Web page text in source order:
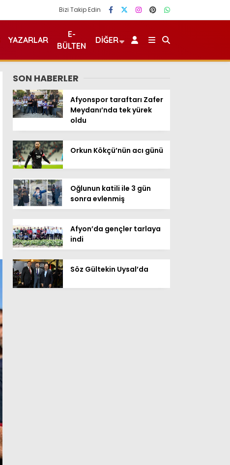
Bizi Takip Edin
YAZARLAR
E-
BÜLTEN
DIĞER
SON HABERLER
Afyonspor taraftarı Zafer
Meydanı’nda tek yürek
oldu
Orkun Kökçü’nün acı günü
Oğlunun katili ile 3 gün
sonra evlenmiş
Afyon’da gençler tarlaya
indi
Söz Gültekin Uysal’da